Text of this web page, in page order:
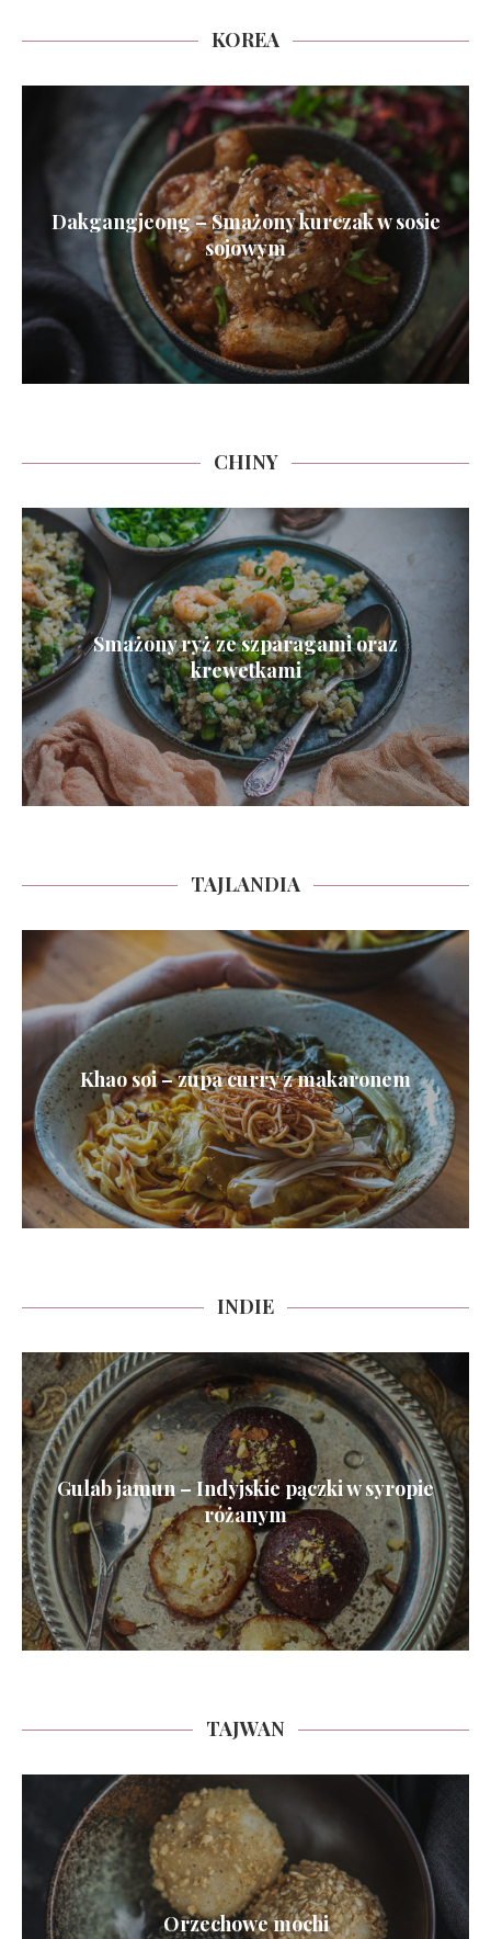
KOREA
Dakgangjeong – Smażony kurczak w sosie
sojowym
CHINY
Smażony ryż ze szparagami oraz
krewetkami
TAJLANDIA
Khao soi – zupa curry z makaronem
INDIE
Gulab jamun – Indyjskie pączki w syropie
różanym
TAJWAN
Orzechowe mochi